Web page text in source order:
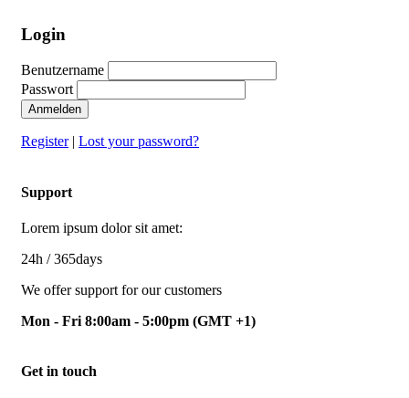
Login
Benutzername
Passwort
Anmelden
Register| Lost your password?
Support
Lorem ipsum dolor sit amet:
24h / 365days
We offer support for our customers
Mon - Fri 8:00am - 5:00pm (GMT +1)
Get in touch